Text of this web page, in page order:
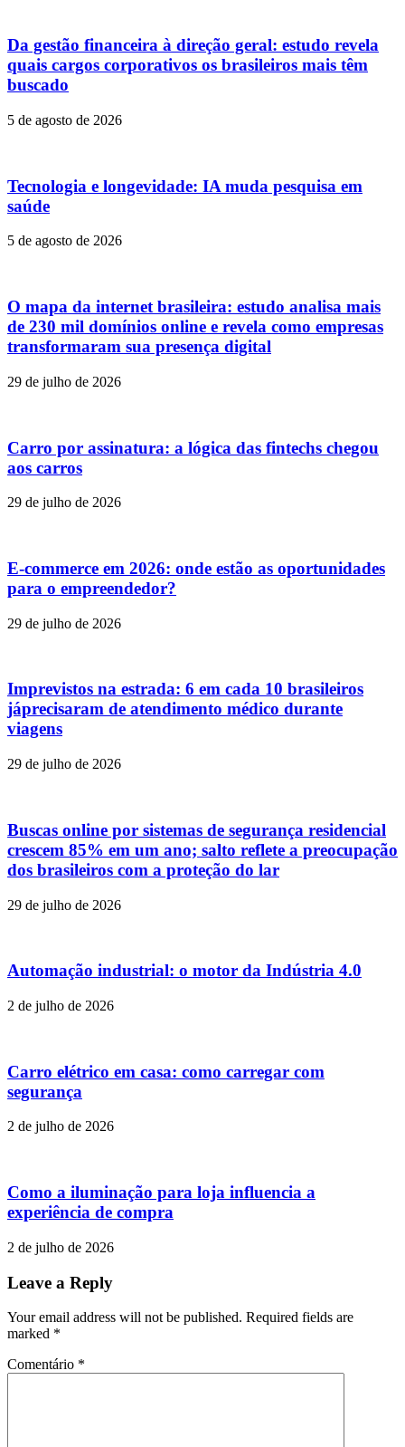
Da gestão financeira à direção geral: estudo revela
quais cargos corporativos os brasileiros mais têm
buscado
5 de agosto de 2026
Tecnologia e longevidade: IA muda pesquisa em
saúde
5 de agosto de 2026
O mapa da internet brasileira: estudo analisa mais
de 230 mil domínios online e revela como empresas
transformaram sua presença digital
29 de julho de 2026
Carro por assinatura: a lógica das fintechs chegou
aos carros
29 de julho de 2026
E-commerce em 2026: onde estão as oportunidades
para o empreendedor?
29 de julho de 2026
Imprevistos na estrada: 6 em cada 10 brasileiros
jáprecisaram de atendimento médico durante
viagens
29 de julho de 2026
Buscas online por sistemas de segurança residencial
crescem 85% em um ano; salto reflete a preocupação
dos brasileiros com a proteção do lar
29 de julho de 2026
Automação industrial: o motor da Indústria 4.0
2 de julho de 2026
Carro elétrico em casa: como carregar com
segurança
2 de julho de 2026
Como a iluminação para loja influencia a
experiência de compra
2 de julho de 2026
Leave a Reply
Your email address will not be published. Required fields are
marked *
Comentário *